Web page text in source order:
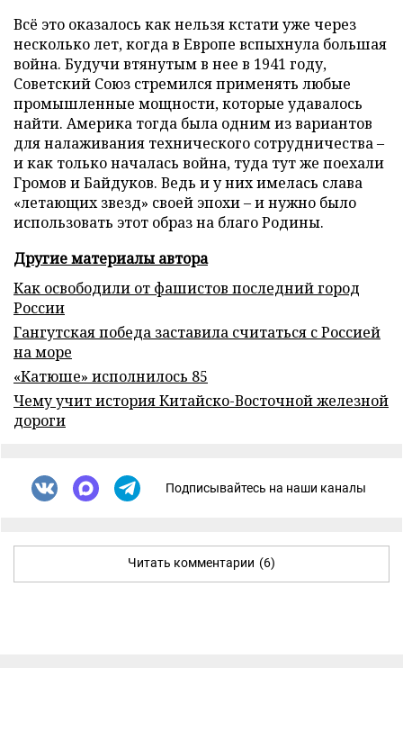
Всё это оказалось как нельзя кстати уже через
несколько лет, когда в Европе вспыхнула большая
война. Будучи втянутым в нее в 1941 году,
Советский Союз стремился применять любые
промышленные мощности, которые удавалось
найти. Америка тогда была одним из вариантов
для налаживания технического сотрудничества –
и как только началась война, туда тут же поехали
Громов и Байдуков. Ведь и у них имелась слава
«летающих звезд» своей эпохи – и нужно было
использовать этот образ на благо Родины.
Другие материалы автора
Как освободили от фашистов последний город
России
Гангутская победа заставила считаться с Россией
на море
«Катюше» исполнилось 85
Чему учит история Китайско-Восточной железной
дороги
Подписывайтесь на наши каналы
Читать комментарии (6)